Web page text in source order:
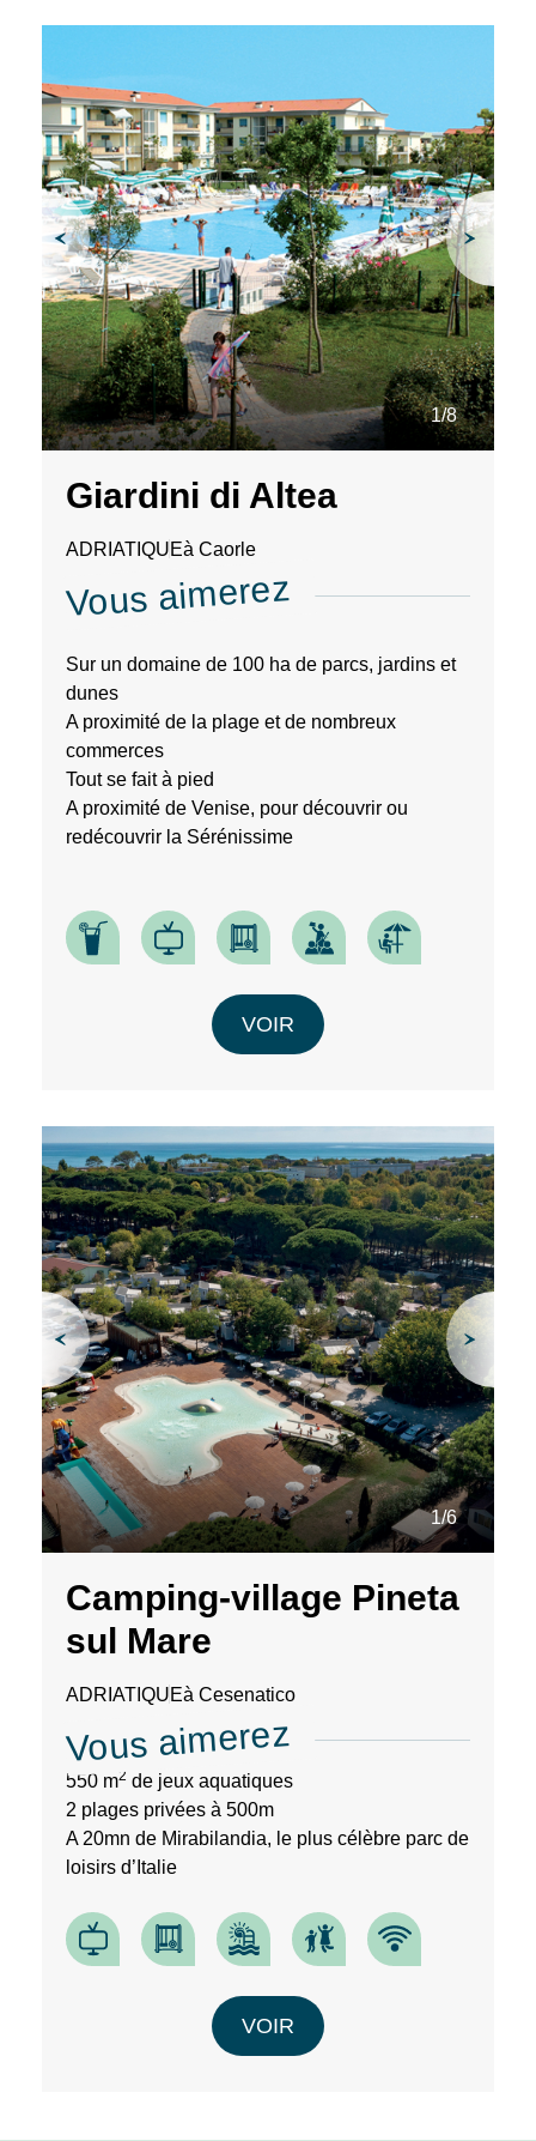
Une destination, un
1/8
Giardini di Altea
ADRIATIQUEà Caorle
Vous aimerez
Sur un domaine de 100 ha de parcs, jardins et
dunes
A proximité de la plage et de nombreux
commerces
Tout se fait à pied
A proximité de Venise, pour découvrir ou
redécouvrir la Sérénissime
VOIR
1/6
Camping-village Pineta
sul Mare
ADRIATIQUEà Cesenatico
Vous aimerez
550 m2 de jeux aquatiques
2 plages privées à 500m
A 20mn de Mirabilandia, le plus célèbre parc de
loisirs d’Italie
VOIR